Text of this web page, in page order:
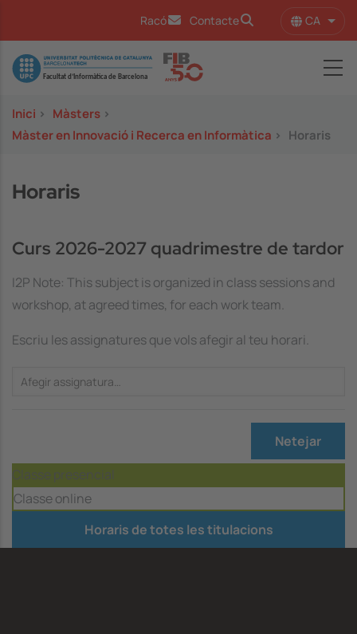
Racó Contacte CA
Image
Inici > Màsters >
Màster en Innovació i Recerca en Informàtica > Horaris
Horaris
Curs 2026-2027 quadrimestre de tardor
I2P Note: This subject is organized in class sessions and
workshop, at agreed times, for each work team.
Escriu les assignatures que vols afegir al teu horari.
Netejar
Classe presencial
Classe online
Horaris de totes les titulacions